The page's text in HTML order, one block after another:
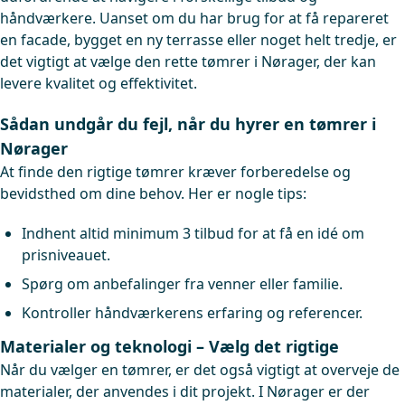
håndværkere. Uanset om du har brug for at få repareret
en facade, bygget en ny terrasse eller noget helt tredje, er
det vigtigt at vælge den rette tømrer i Nørager, der kan
levere kvalitet og effektivitet.
Sådan undgår du fejl, når du hyrer en tømrer i
Nørager
At finde den rigtige tømrer kræver forberedelse og
bevidsthed om dine behov. Her er nogle tips:
Indhent altid minimum 3 tilbud for at få en idé om
prisniveauet.
Spørg om anbefalinger fra venner eller familie.
Kontroller håndværkerens erfaring og referencer.
Materialer og teknologi – Vælg det rigtige
Når du vælger en tømrer, er det også vigtigt at overveje de
materialer, der anvendes i dit projekt. I Nørager er der